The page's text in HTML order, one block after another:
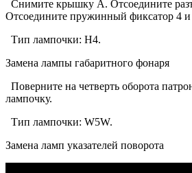
Снимите крышку А. Отсоедините
Отсоедините пружинный фиксатор 4 и
Тип лампочки: Н4.
Замена лампы габаритного фонаря
Поверните на четверть оборота
лампочку.
Тип лампочки: W5W.
Замена ламп указателей поворота